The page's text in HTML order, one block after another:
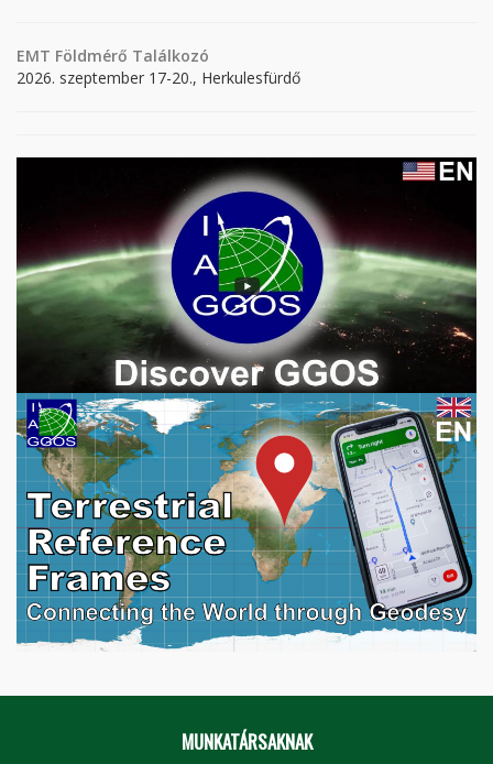
EMT Földmérő Találkozó
2026. szeptember 17-20., Herkulesfürdő
MUNKATÁRSAKNAK